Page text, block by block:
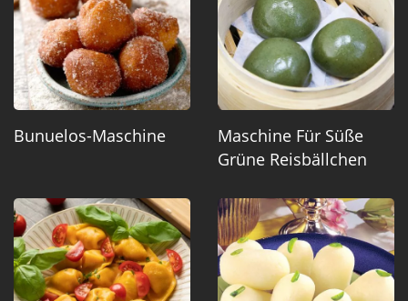
Bunuelos-Maschine
Maschine Für Süße
Grüne Reisbällchen